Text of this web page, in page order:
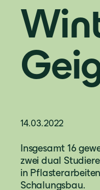
14.03.2022
Insgesamt 16
zwei dual
in
Schalungsbau.